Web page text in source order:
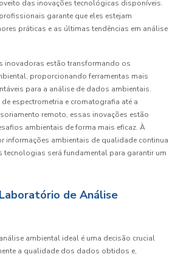
das inovações tecnológicas disponíveis.
garante que eles estejam
práticas e as últimas tendências em análise
inovadoras estão transformando os
proporcionando ferramentas mais
para a análise de dados ambientais.
espectrometria e cromatografia até a
remoto, essas inovações estão
ambientais de forma mais eficaz. À
informações ambientais de qualidade continua
tecnologias será fundamental para garantir um
de Análise
ambiental ideal é uma decisão crucial
a qualidade dos dados obtidos e,